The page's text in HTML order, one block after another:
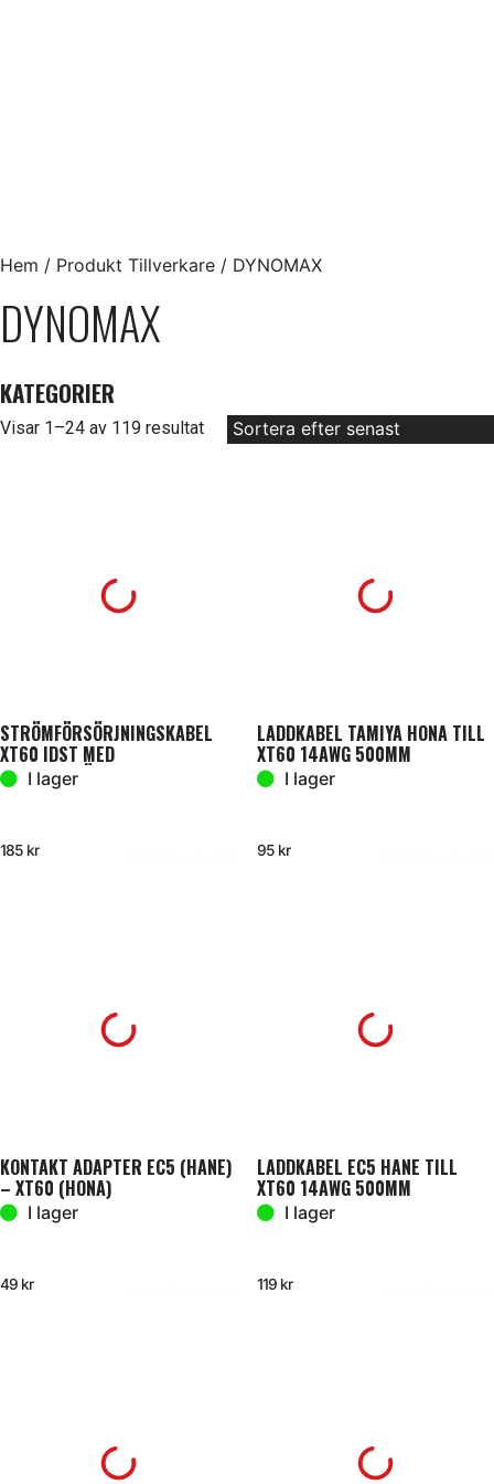
Hem / Produkt Tillverkare / DYNOMAX
DYNOMAX
KATEGORIER
Visar 1–24 av 119 resultatSortera
STRÖMFÖRSÖRJNINGSKABEL
XT60 IDST MED
BATTERIKLÄMMOR & 4MM 1M
I lager
185 kr
LADDKABEL TAMIYA HONA TILL
XT60 14AWG 500MM
I lager
95 kr
KONTAKT ADAPTER EC5 (HANE)
– XT60 (HONA)
I lager
49 kr
LADDKABEL EC5 HANE TILL
XT60 14AWG 500MM
I lager
119 kr